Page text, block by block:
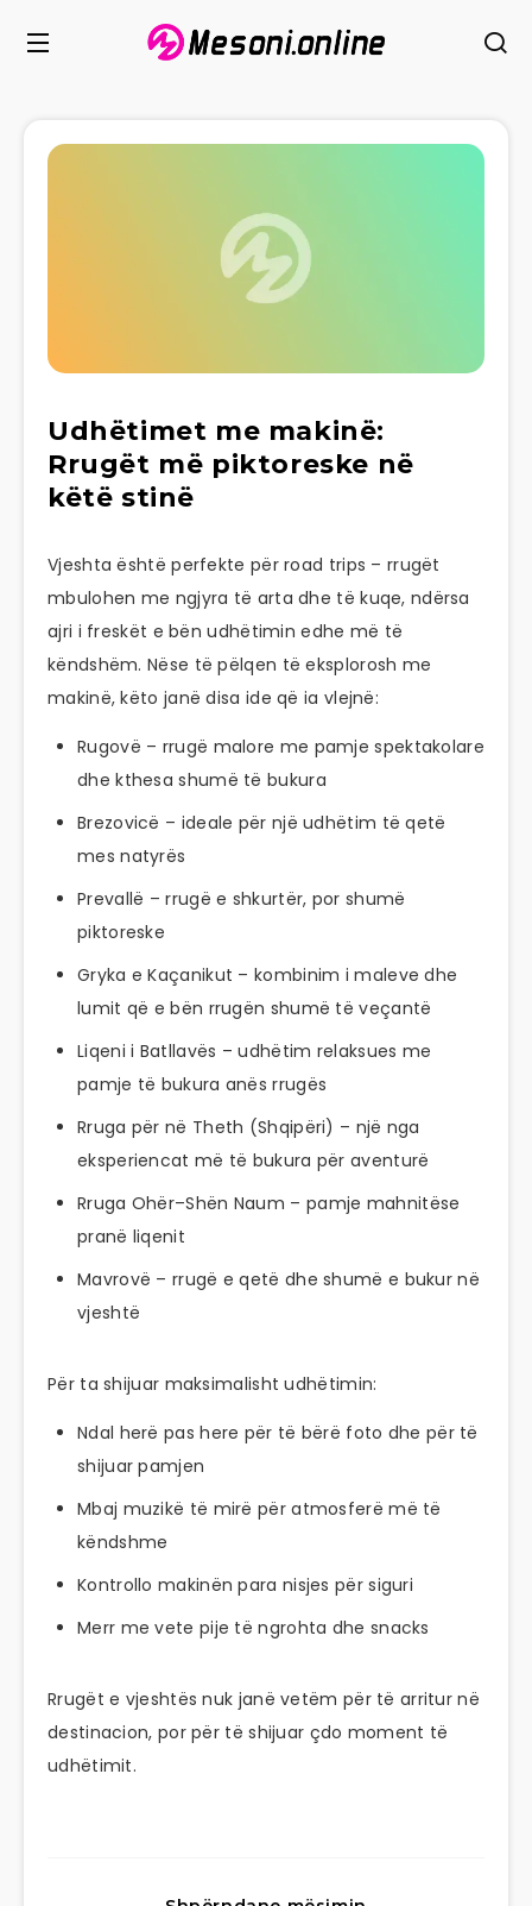
Udhëtimet me makinë:
Rrugët më piktoreske në
këtë stinë
Vjeshta është perfekte për road trips – rrugët
mbulohen me ngjyra të arta dhe të kuqe, ndërsa
ajri i freskët e bën udhëtimin edhe më të
këndshëm. Nëse të pëlqen të eksplorosh me
makinë, këto janë disa ide që ia vlejnë:
Rugovë – rrugë malore me pamje spektakolare
dhe kthesa shumë të bukura
Brezovicë – ideale për një udhëtim të qetë
mes natyrës
Prevallë – rrugë e shkurtër, por shumë
piktoreske
Gryka e Kaçanikut – kombinim i maleve dhe
lumit që e bën rrugën shumë të veçantë
Liqeni i Batllavës – udhëtim relaksues me
pamje të bukura anës rrugës
Rruga për në Theth (Shqipëri) – një nga
eksperiencat më të bukura për aventurë
Rruga Ohër–Shën Naum – pamje mahnitëse
pranë liqenit
Mavrovë – rrugë e qetë dhe shumë e bukur në
vjeshtë
Për ta shijuar maksimalisht udhëtimin:
Ndal herë pas here për të bërë foto dhe për të
shijuar pamjen
Mbaj muzikë të mirë për atmosferë më të
këndshme
Kontrollo makinën para nisjes për siguri
Merr me vete pije të ngrohta dhe snacks
Rrugët e vjeshtës nuk janë vetëm për të arritur në
destinacion, por për të shijuar çdo moment të
udhëtimit.